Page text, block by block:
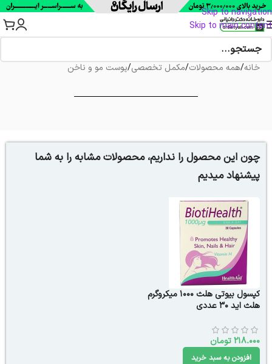
Skip to navigation
Skip to main content
خانه/همه محصولات/مکمل تخصصی/پوست مو و ناخن
چون این محصول را نداریم، محصولات مشابه را به شما
پیشنهاد میدیم
کپسول بیوتی هلث ۱۰۰۰ میکروگرم
هلث اید ۳۰ عددی
218.000تومان
افزودن به سبد خرید